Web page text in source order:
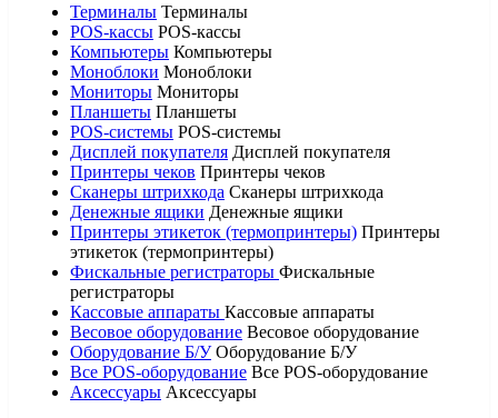
Терминалы Терминалы
POS-кассы POS-кассы
Компьютеры Компьютеры
Моноблоки Моноблоки
Мониторы Мониторы
Планшеты Планшеты
POS-системы POS-системы
Дисплей покупателя Дисплей покупателя
Принтеры чеков Принтеры чеков
Сканеры штрихкода Сканеры штрихкода
Денежные ящики Денежные ящики
Принтеры этикеток (термопринтеры) Принтеры
этикеток (термопринтеры)
Фискальные регистраторы Фискальные
регистраторы
Кассовые аппараты Кассовые аппараты
Весовое оборудование Весовое оборудование
Оборудование Б/У Оборудование Б/У
Все POS-оборудование Все POS-оборудование
Аксессуары Аксессуары